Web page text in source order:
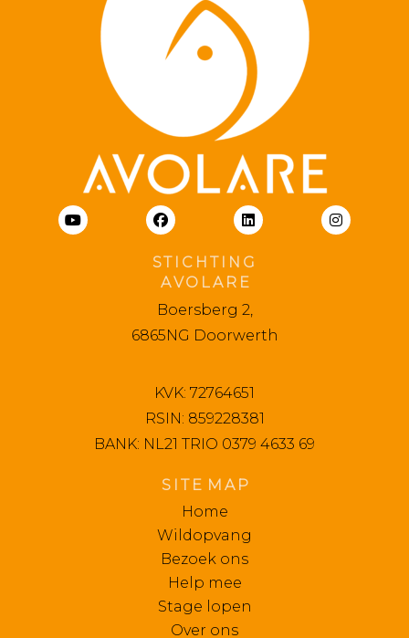
S T I C H T I N G
A V O L A R E
Boersberg 2,
6865NG Doorwerth
KVK: 72764651
RSIN: 859228381
BANK: NL21 TRIO 0379 4633 69
S I T E M A P
Home
Wildopvang
Bezoek ons
Help mee
Stage lopen
Over ons